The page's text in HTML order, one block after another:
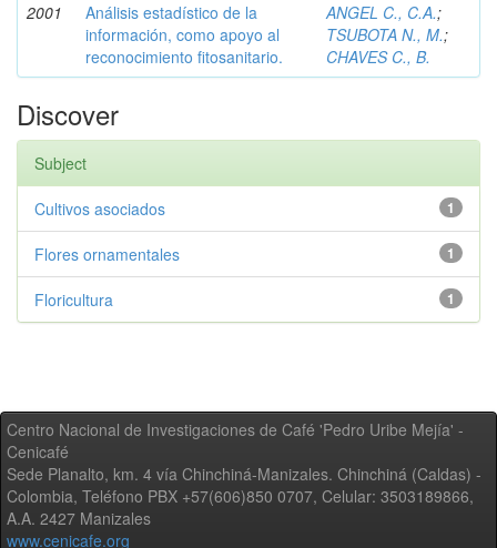
2001
Análisis estadístico de la
información, como apoyo al
reconocimiento fitosanitario.
ANGEL C., C.A.;
TSUBOTA N., M.;
CHAVES C., B.
Discover
Subject
1
Cultivos asociados
1
Flores ornamentales
1
Floricultura
Centro Nacional de Investigaciones de Café 'Pedro Uribe Mejía' -
Cenicafé
Sede Planalto, km. 4 vía Chinchiná-Manizales. Chinchiná (Caldas) -
Colombia, Teléfono PBX +57(606)850 0707, Celular: 3503189866,
A.A. 2427 Manizales
www.cenicafe.org